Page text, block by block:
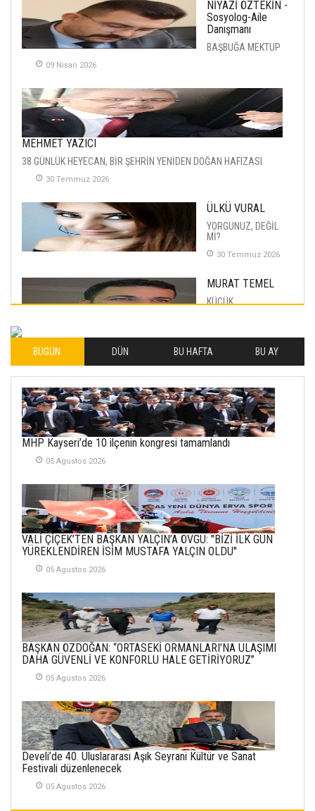
NİYAZİ ÖZTEKİN -
Sosyolog-Aile
Danışmanı
BAŞBUĞA MEKTUP
09 Nisan 2026
MEHMET YAZICI
38 GÜNLÜK HEYECAN, BİR ŞEHRİN YENİDEN DOĞAN HAFIZASI
30 Temmuz 2026
ÜLKÜ VURAL
YORGUNUZ, DEĞİL
Mİ?
30 Temmuz 2026
MURAT TEMEL
KÜÇÜK
İLHAN YILMAZ
SOFRADA AYRIMCILIK
VAR
26 Subat 2026
METİN ERTEM
21 Haziran 2026
SEMRA ŞAHİN
KENDİNE UYANMAK
30 Temmuz 2026
İlgi Alanlarımız ve Biz
02 Ekim 2025
SABAHATTİN
SÜRMEN
puana Ulaştı
01 Mayis 2026
BUGÜN DÜN BU HAFTA BU AY
MHP Kayseri’de 10 ilçenin kongresi tamamlandı
05 Agustos 2026
VALİ ÇİÇEK’TEN BAŞKAN YALÇIN’A ÖVGÜ: "BİZİ İLK GÜN
YÜREKLENDİREN İSİM MUSTAFA YALÇIN OLDU"
05 Agustos 2026
BAŞKAN ÖZDOĞAN: “ORTASEKİ ORMANLARI’NA ULAŞIMI
DAHA GÜVENLİ VE KONFORLU HALE GETİRİYORUZ”
05 Agustos 2026
Develi’de 40. Uluslararası Aşık Seyrani Kültür ve Sanat
Festivali düzenlenecek
05 Agustos 2026